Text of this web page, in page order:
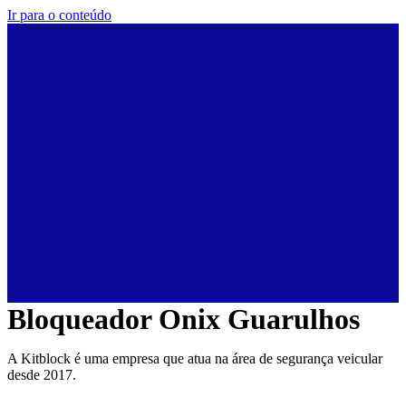
Ir para o conteúdo
Bloqueador Onix Guarulhos
A Kitblock é uma empresa que atua na área de segurança veicular
desde 2017.